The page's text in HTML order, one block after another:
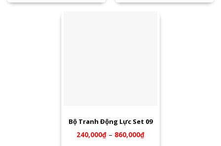
Bộ Tranh Động Lực Set 09
240,000₫ – 860,000₫